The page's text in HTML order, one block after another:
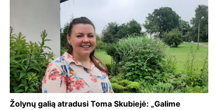
Žolynų galią atradusi Toma Skubiejė: „Galime